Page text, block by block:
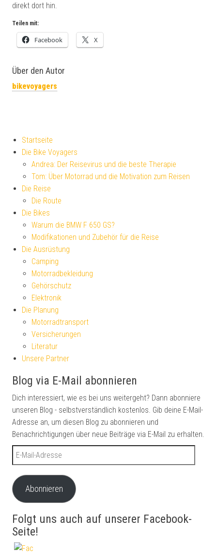
direkt dort hin.
Teilen mit:
Facebook X
Über den Autor
bikevoyagers
Startseite
Die Bike Voyagers
Andrea: Der Reisevirus und die beste Therapie
Tom: Über Motorrad und die Motivation zum Reisen
Die Reise
Die Route
Die Bikes
Warum die BMW F 650 GS?
Modifikationen und Zubehör für die Reise
Die Ausrüstung
Camping
Motorradbekleidung
Gehörschutz
Elektronik
Die Planung
Motorradtransport
Versicherungen
Literatur
Unsere Partner
Blog via E-Mail abonnieren
Dich interessiert, wie es bei uns weitergeht? Dann abonniere
unseren Blog - selbstverständlich kostenlos. Gib deine E-Mail-
Adresse an, um diesen Blog zu abonnieren und
Benachrichtigungen über neue Beiträge via E-Mail zu erhalten.
E-Mail-Adresse
Abonnieren
Folgt uns auch auf unserer Facebook-
Seite!